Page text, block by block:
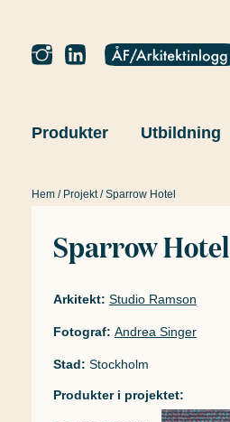
Produkter Utbildning
Hem / Projekt/ Sparrow Hotel
Sparrow Hotel
Arkitekt: Studio Ramson
Fotograf: Andrea Singer
Stad: Stockholm
Produkter i projektet: